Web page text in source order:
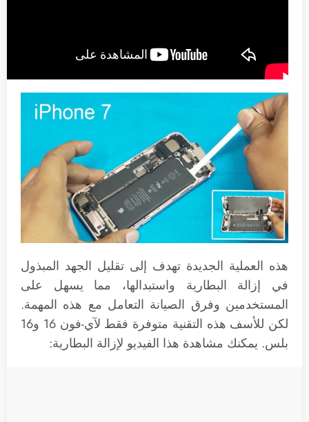
هذه العملية الجديدة تهدف إلى تقليل الجهد المبذول
في إزالة البطارية واستبدالها، مما يسهل على
المستخدمين وفرق الصيانة التعامل مع هذه المهمة.
لكن للأسف هذه التقنية متوفرة فقط لآي-فون 16 و16
بلس. يمكنك مشاهدة هذا الفيديو لإزالة البطارية: